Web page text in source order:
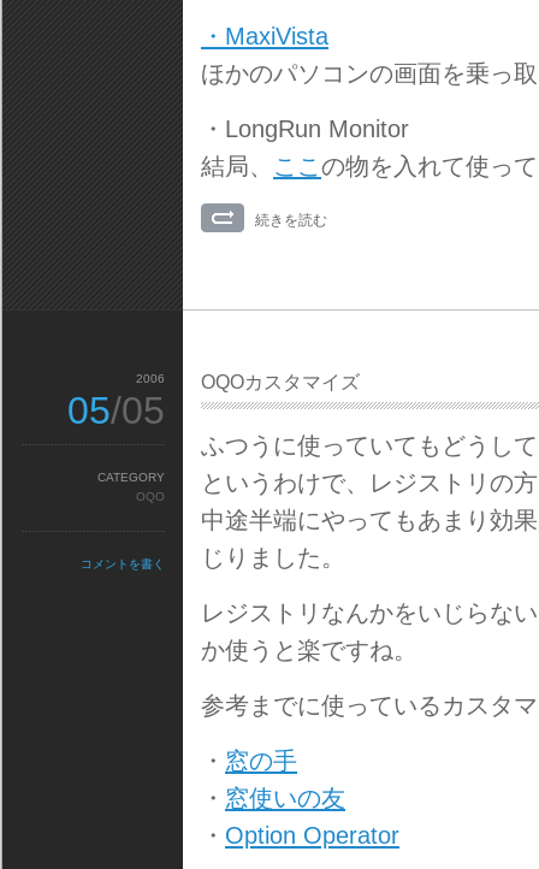
・MaxiVista
ほかのパソコンの画面を乗っ
・LongRun Monitor
結局、 ここ の物を入れて使っ
続きを読む
OQOカスタマイズ
ふつうに使っていてもどうし
というわけで、レジストリの
中途半端にやってもあまり効
じりました。
レジストリなんかをいじらな
か使うと楽ですね。
参考までに使っているカスタ
・ 窓の手
・ 窓使いの友
・ Option Operator
2006
05/05
CATEGORY
OQO
コメントを書く